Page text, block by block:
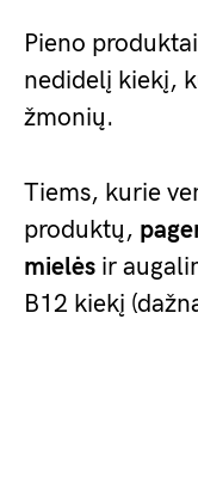
Pieno
nedidelį kiekį,
žmonių.
Tiems, kurie
produktų,
mielės ir
B12 kiekį